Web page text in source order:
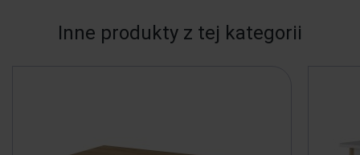
Inne produkty z tej kategorii